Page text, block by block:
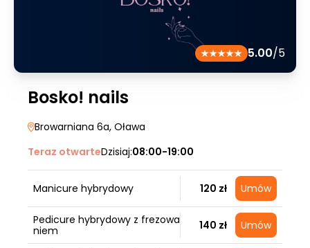
5.00/5
Bosko! nails
Browarniana 6a, Oława
Teraz otwarteDzisiaj:08:00-19:00
Manicure hybrydowy 120 zł Umów
Pedicure hybrydowy z frezowa
niem
140 zł Umów